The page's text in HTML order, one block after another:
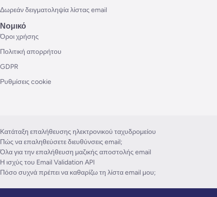
Δωρεάν δειγματοληψία λίστας email
Νομικό
Όροι χρήσης
Πολιτική απορρήτου
GDPR
Ρυθμίσεις cookie
Κατάταξη επαλήθευσης ηλεκτρονικού ταχυδρομείου
Πώς να επαληθεύσετε διευθύνσεις email;
Όλα για την επαλήθευση μαζικής αποστολής email
Η ισχύς του Email Validation API
Πόσο συχνά πρέπει να καθαρίζω τη λίστα email μου;